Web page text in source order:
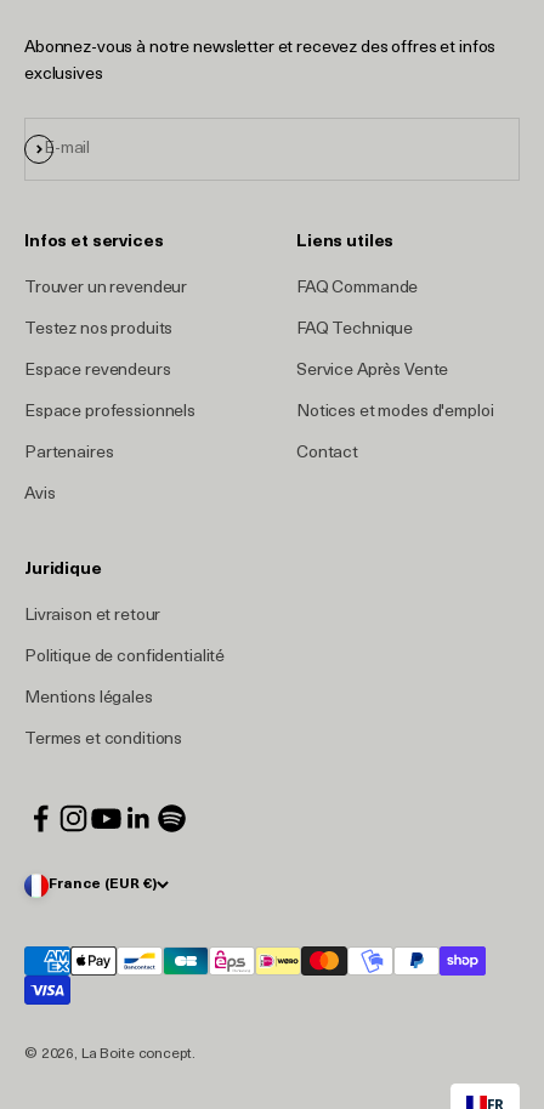
Abonnez-vous à notre newsletter et recevez des offres et infos
exclusives
E-mail
S'inscrire
Infos et services
Trouver un revendeur
Testez nos produits
Espace revendeurs
Espace professionnels
Partenaires
Avis
Liens utiles
FAQ Commande
FAQ Technique
Service Après Vente
Notices et modes d'emploi
Contact
Juridique
Livraison et retour
Politique de confidentialité
Mentions légales
Termes et conditions
France (EUR €)
© 2026, La Boite concept.
FR